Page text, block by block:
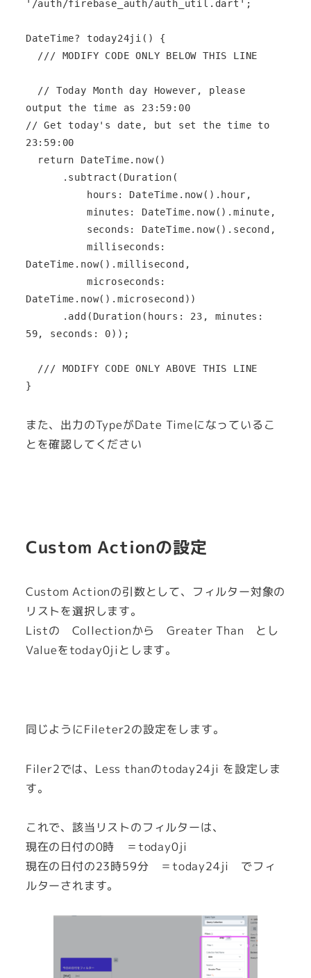
'/auth/firebase_auth/auth_util.dart';
DateTime? today24ji() {
output the time as 23:59:00
// Get today's date, but set the time to
23:59:00
DateTime.now().millisecond,
DateTime.now().microsecond))
59, seconds: 0));
}
また、出力のTypeがDate Timeになっているこ
とを確認してください
Custom Actionの設定
Custom Actionの引数として、フィルター対象の
リストを選択します。
Listの Collectionから Greater Than とし
Valueをtoday0jiとします。
同じようにFileter2の設定をします。
Filer2では、Less thanのtoday24ji を設定しま
す。
これで、該当リストのフィルターは、
現在の日付の0時 ＝today0ji
現在の日付の23時59分 ＝today24ji でフィ
ルターされます。